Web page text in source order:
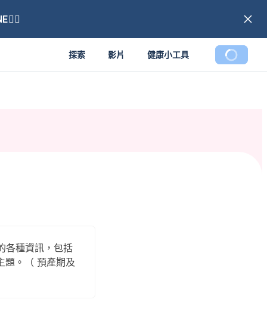
探索 影片 健康小工具
各種資訊，包括
題。（ 預產期及